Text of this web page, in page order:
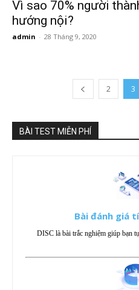
Vì sao 70% người
hướng nội?
admin - 28 Tháng 9, 2020
2 3
BÀI TEST MIỄN PHÍ
Bài đánh giá
DISC là bài trắc nghiệm giúp bạn